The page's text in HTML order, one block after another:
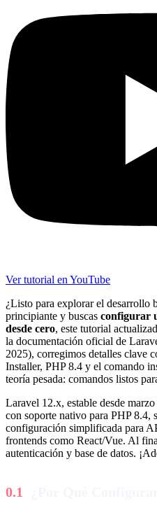
Ver tutorial en YouTube
¿Listo para explorar el desarrollo
principiante y buscas configurar
desde cero, este tutorial
la documentación oficial de
2025), corregimos detalles clave
Installer, PHP 8.4 y el comando
teoría pesada: comandos listos
Laravel 12.x, estable desde
con soporte nativo para PHP 8.4,
configuración simplificada para
frontends como React/Vue. Al
autenticación y base de datos.